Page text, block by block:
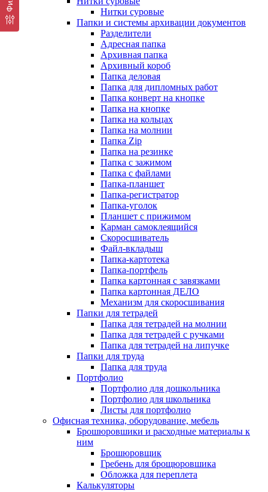
Нитки суровые
Папки и системы архивации документов
Разделители
Адресная папка
Архивная папка
Архивный короб
Папка деловая
Папка для дипломных работ
Папка конверт на кнопке
Папка на кнопке
Папка на кольцах
Папка на молнии
Папка Zip
Папка на резинке
Папка с зажимом
Папка с файлами
Папка-планшет
Папка-регистратор
Папка-уголок
Планшет с прижимом
Карман самоклеящийся
Скоросшиватель
Файл-вкладыш
Папка-картотека
Папка-портфель
Папка картонная с завязками
Папка картонная ДЕЛО
Механизм для скоросшивания
Папки для тетрадей
Папка для тетрадей на молнии
Папка для тетрадей с ручками
Папка для тетрадей на липучке
Папки для труда
Папка для труда
Портфолио
Портфолио для дошкольника
Портфолио для школьника
Листы для портфолио
Офисная техника, оборудование, мебель
Брошюровшики и расходные материалы к
ним
Брошюровщик
Гребень для брощюровшика
Обложка для переплета
Калькуляторы